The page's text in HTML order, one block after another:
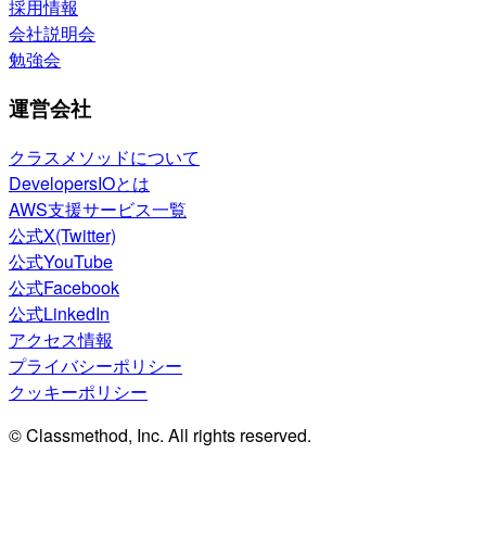
採用情報
会社説明会
勉強会
運営会社
クラスメソッドについて
DevelopersIOとは
AWS支援サービス一覧
公式X(Twitter)
公式YouTube
公式Facebook
公式LinkedIn
アクセス情報
プライバシーポリシー
クッキーポリシー
© Classmethod, Inc. All rights reserved.